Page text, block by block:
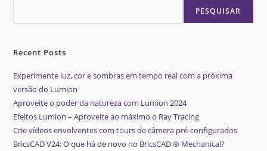
PESQUISAR
Recent Posts
Experimente luz, cor e sombras em tempo real com a próxima
versão do Lumion
Aproveite o poder da natureza com Lumion 2024
Efeitos Lumion – Aproveite ao máximo o Ray Tracing
Crie vídeos envolventes com tours de câmera pré-configurados
BricsCAD V24: O que há de novo no BricsCAD ® Mechanical?